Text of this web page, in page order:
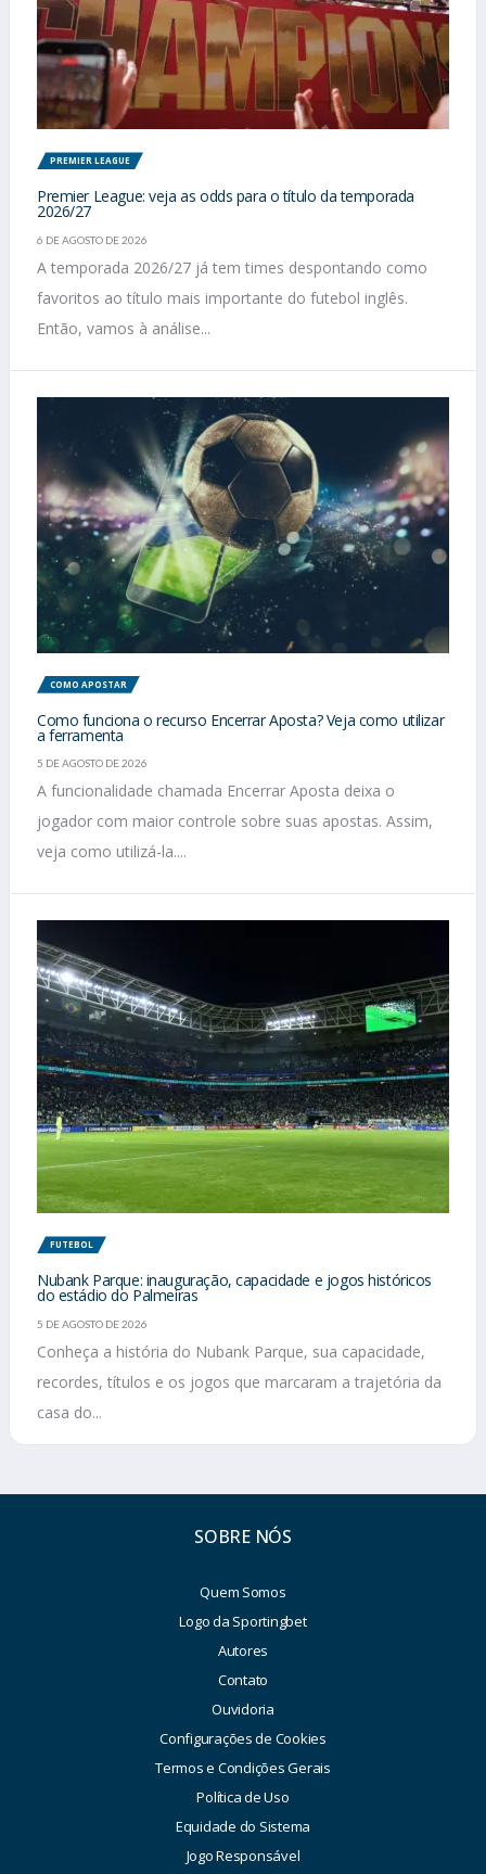
PREMIER LEAGUE
Premier League: veja as odds para o título da temporada
2026/27
6 DE AGOSTO DE 2026
A temporada 2026/27 já tem times despontando como
favoritos ao título mais importante do futebol inglês.
Então, vamos à análise...
COMO APOSTAR
Como funciona o recurso Encerrar Aposta? Veja como utilizar
a ferramenta
5 DE AGOSTO DE 2026
A funcionalidade chamada Encerrar Aposta deixa o
jogador com maior controle sobre suas apostas. Assim,
veja como utilizá-la....
FUTEBOL
Nubank Parque: inauguração, capacidade e jogos históricos
do estádio do Palmeiras
5 DE AGOSTO DE 2026
Conheça a história do Nubank Parque, sua capacidade,
recordes, títulos e os jogos que marcaram a trajetória da
casa do...
SOBRE NÓS
Quem Somos
Logo da Sportingbet
Autores
Contato
Ouvidoria
Configurações de Cookies
Termos e Condições Gerais
Política de Uso
Equidade do Sistema
Jogo Responsável